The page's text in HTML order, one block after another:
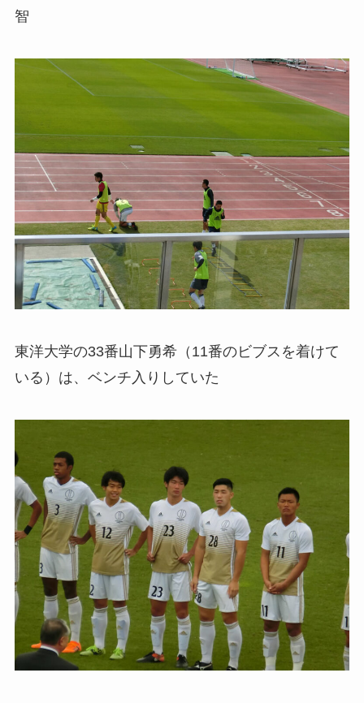
智
東洋大学の33番山下勇希（11番のビブスを着けて
いる）は、ベンチ入りしていた